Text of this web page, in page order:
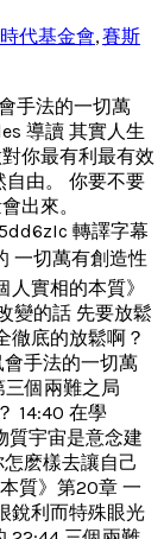
代基金會,賽斯
手法的一切萬
導讀 其實人生
你最有利最有效
自由。 你要不要
出來。
轉譯字幕
一切萬有創造性
實相的本質》
變的話 先要放鬆
徹底的放鬆啊？
手法的一切萬
三個兩難之局
14:40 在學
質宇宙是意念建
麽樣去讓自己
質》第20章 一
銳利而特殊眼光